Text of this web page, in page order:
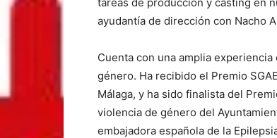
ayudantía de dirección con Nacho
Cuenta con una amplia
género. Ha recibido el Premio
Málaga, y ha sido finalista del
violencia de género del
embajadora española de la